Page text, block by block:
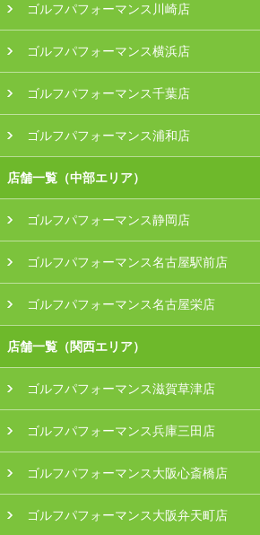
ゴルフパフォーマンス川崎店
ゴルフパフォーマンス横浜店
ゴルフパフォーマンス千葉店
ゴルフパフォーマンス浦和店
店舗一覧（中部エリア）
ゴルフパフォーマンス静岡店
ゴルフパフォーマンス名古屋駅前店
ゴルフパフォーマンス名古屋栄店
店舗一覧（関西エリア）
ゴルフパフォーマンス滋賀草津店
ゴルフパフォーマンス兵庫三田店
ゴルフパフォーマンス大阪心斎橋店
ゴルフパフォーマンス大阪弁天町店